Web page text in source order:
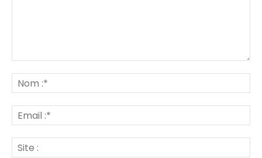
:*
:*
: